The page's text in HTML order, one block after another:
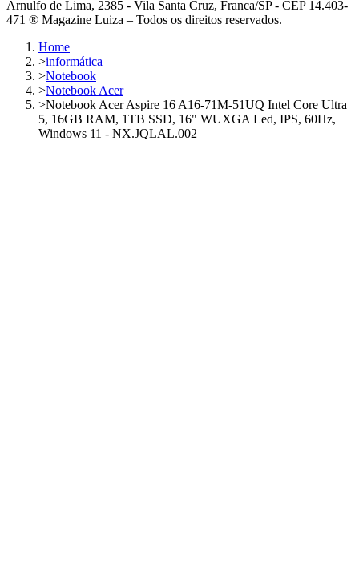
Arnulfo de Lima, 2385 - Vila Santa Cruz, Franca/SP - CEP 14.403-
471 ® Magazine Luiza – Todos os direitos reservados.
Home
>informática
>Notebook
>Notebook Acer
>Notebook Acer Aspire 16 A16-71M-51UQ Intel Core Ultra
5, 16GB RAM, 1TB SSD, 16" WUXGA Led, IPS, 60Hz,
Windows 11 - NX.JQLAL.002